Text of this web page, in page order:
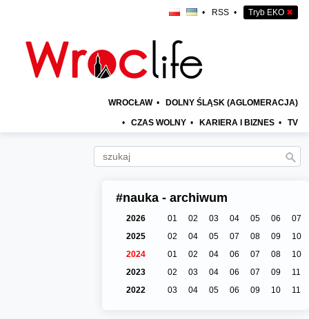
• RSS • Tryb EKO ✖
WROCŁAW • DOLNY ŚLĄSK (AGLOMERACJA)
• CZAS WOLNY • KARIERA I BIZNES • TV
#nauka - archiwum
2026 01 02 03 04 05 06
07
2025
02 04 05 07 08 09
10
2024
01 02 04 06 07 08
10
2023
02 03 04 06 07 09
11
2022
03 04 05 06 09 10 11